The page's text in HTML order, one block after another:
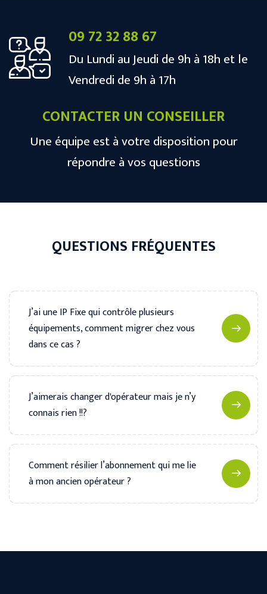
09 72 32 88 67
Du Lundi au Jeudi de 9h à 18h et le
Vendredi de 9h à 17h
CONTACTER UN CONSEILLER
Une équipe est à votre disposition pour
répondre à vos questions
QUESTIONS FRÉQUENTES
J’ai une IP Fixe qui contrôle plusieurs
équipements, comment migrer chez vous
dans ce cas ?
J’aimerais changer d'opérateur mais je n’y
connais rien !!?
Comment résilier l’abonnement qui me lie
à mon ancien opérateur ?